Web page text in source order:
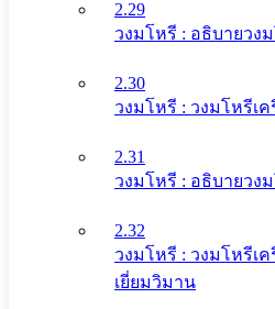
2.29
วงมโหรี : อธิบายวง
2.30
วงมโหรี : วงมโหรีเ
2.31
วงมโหรี : อธิบายวง
2.32
วงมโหรี : วงมโหรีเ
เยี่ยมวิมาน